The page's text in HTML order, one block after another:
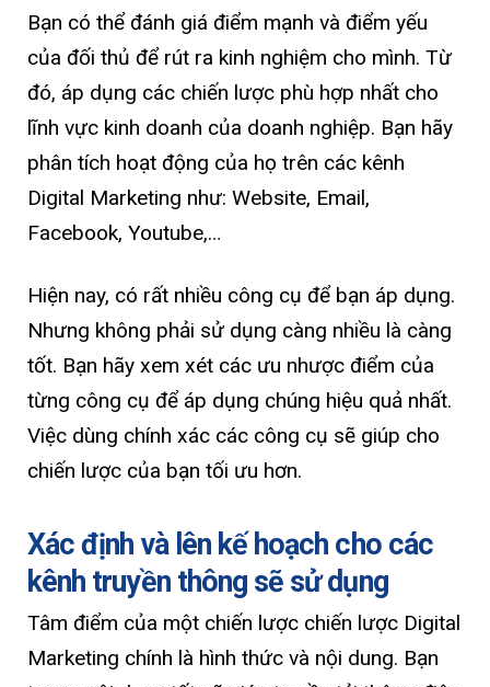
Bạn có thể đánh giá điểm mạnh và điểm yếu
của đối thủ để rút ra kinh nghiệm cho mình. Từ
đó, áp dụng các chiến lược phù hợp nhất cho
lĩnh vực kinh doanh của doanh nghiệp. Bạn hãy
phân tích hoạt động của họ trên các kênh
Digital Marketing như: Website, Email,
Facebook, Youtube,…
Hiện nay, có rất nhiều công cụ để bạn áp dụng.
Nhưng không phải sử dụng càng nhiều là càng
tốt. Bạn hãy xem xét các ưu nhược điểm của
từng công cụ để áp dụng chúng hiệu quả nhất.
Việc dùng chính xác các công cụ sẽ giúp cho
chiến lược của bạn tối ưu hơn.
Xác định và lên kế hoạch cho các
kênh truyền thông sẽ sử dụng
Tâm điểm của một chiến lược chiến lược Digital
Marketing chính là hình thức và nội dung. Bạn